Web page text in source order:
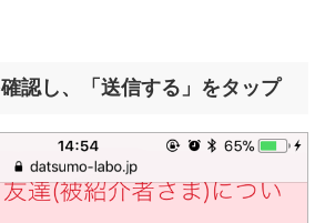
認し、「送信する」をタップ